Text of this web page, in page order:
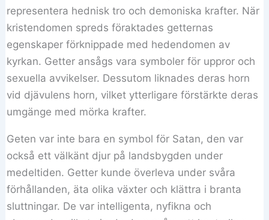
representera hednisk tro och demoniska krafter. När
kristendomen spreds föraktades getternas
egenskaper förknippade med hedendomen av
kyrkan. Getter ansågs vara symboler för uppror och
sexuella avvikelser. Dessutom liknades deras horn
vid djävulens horn, vilket ytterligare förstärkte deras
umgänge med mörka krafter.
Geten var inte bara en symbol för Satan, den var
också ett välkänt djur på landsbygden under
medeltiden. Getter kunde överleva under svåra
förhållanden, äta olika växter och klättra i branta
sluttningar. De var intelligenta, nyfikna och